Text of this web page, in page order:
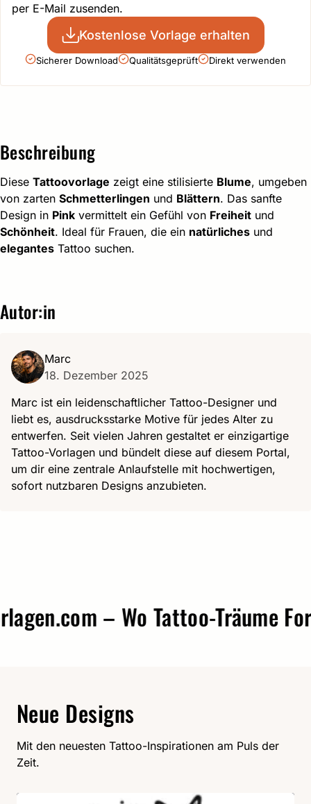
per E-Mail zusenden.
Kostenlose Vorlage erhalten
Sicherer Download Qualitätsgeprüft Direkt verwenden
Beschreibung
Diese Tattoovorlage zeigt eine stilisierte Blume, umgeben
von zarten Schmetterlingen und Blättern. Das sanfte
Design in Pink vermittelt ein Gefühl von Freiheit und
Schönheit. Ideal für Frauen, die ein natürliches und
elegantes Tattoo suchen.
Autor:in
Marc
18. Dezember 2025
Marc ist ein leidenschaftlicher Tattoo-Designer und
liebt es, ausdrucksstarke Motive für jedes Alter zu
entwerfen. Seit vielen Jahren gestaltet er einzigartige
Tattoo-Vorlagen und bündelt diese auf diesem Portal,
um dir eine zentrale Anlaufstelle mit hochwertigen,
sofort nutzbaren Designs anzubieten.
– Wo Tattoo-Träume Form
Neue Designs
Mit den neuesten Tattoo-Inspirationen am Puls der
Zeit.